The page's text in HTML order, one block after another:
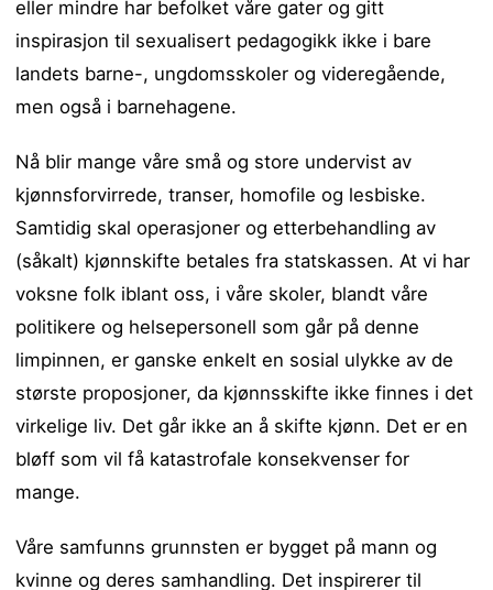
eller mindre har befolket våre gater og gitt
inspirasjon til sexualisert pedagogikk ikke i bare
landets barne-, ungdomsskoler og videregående,
men også i barnehagene.
Nå blir mange våre små og store undervist av
kjønnsforvirrede, transer, homofile og lesbiske.
Samtidig skal operasjoner og etterbehandling av
(såkalt) kjønnskifte betales fra statskassen. At vi har
voksne folk iblant oss, i våre skoler, blandt våre
politikere og helsepersonell som går på denne
limpinnen, er ganske enkelt en sosial ulykke av de
største proposjoner, da kjønnsskifte ikke finnes i det
virkelige liv. Det går ikke an å skifte kjønn. Det er en
bløff som vil få katastrofale konsekvenser for
mange.
Våre samfunns grunnsten er bygget på mann og
kvinne og deres samhandling. Det inspirerer til